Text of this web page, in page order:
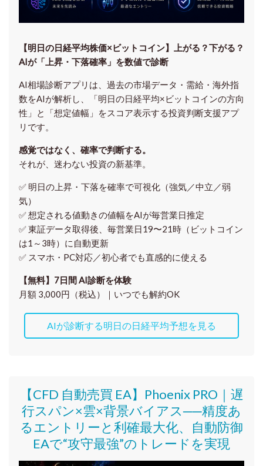
【明日の⽇経平均株価×ビットコイン】上がる？下がる？
AIが「上昇・下落確率」を数値で診断
AI相場診断アプリは、過去の市場データ・需給・海外指
数をAIが解析し、「明日の日経平均×ビットコインの方向
性」と「想定値幅」をスコア表示する投資判断支援アプ
リです。
感覚ではなく、確率で判断する。
それが、迷わない投資の新基準。
✅ 明日の上昇・下落を確率で可視化（強気／中立／弱
気）
✅ 想定される値動きの値幅をAIが毎営業日推定
✅ 東証データ取得後、 毎営業日19〜21時（ビットコイン
は1～3時）に自動更新
✅ スマホ・PC対応／初心者でも直感的に使える
【無料】7日間 AI診断を体験
月額 3,000円（税込）｜いつでも解約OK
AIが診断する明日の日経平均予想を見る
【CFD 自動売買 EA】Phoenix PRO｜遅
行スパン×雲×背景バイアス──精度あ
るエントリーと利確最大化、自動防御
EAで“攻守最強”のトレードを実現